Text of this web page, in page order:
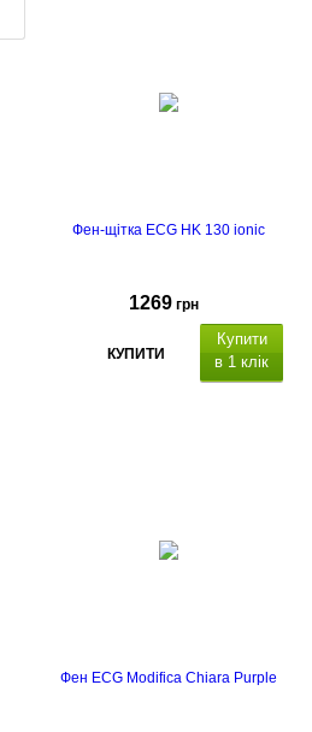
Фен-щітка ECG HK 130 ionic
1269 грн
КУПИТИ
Купити
в 1 клік
Фен ECG Modifica Chiara Purple